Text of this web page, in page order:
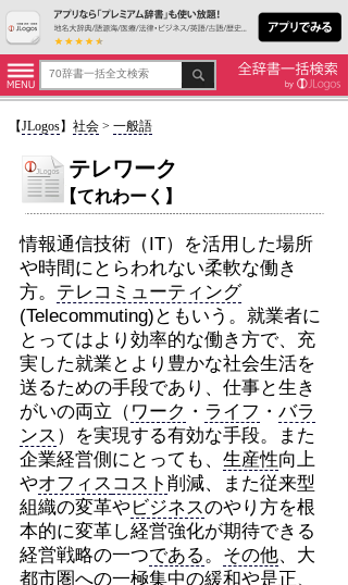
【JLogos】 社会> 一般語
テレワーク
【てれわーく】
情報通信技術（IT）を活用した場所
や時間にとらわれない柔軟な働き
方。 テレコミューティング
(Telecommuting)ともいう。就業者に
とってはより効率的な働き方で、充
実した就業とより豊かな社会生活を
送るための手段であり、仕事と生き
がいの両立（ ワーク ・ ライフ ・ バラ
ンス ）を実現する有効な手段。また
企業経営側にとっても、 生産性向上
やオフィス コスト 削減、また従来型
組織の変革やビジネスのやり方を根
本的に変革し経営強化が期待できる
経営戦略の一つである。 その他、大
都市圏への一極集中の緩和や是正、